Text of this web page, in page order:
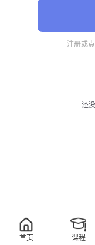
注册或
还
首页 课程